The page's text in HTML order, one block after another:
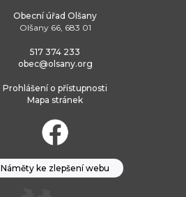
Obecní úřad Olšany
Olšany 66, 683 01
517 374 233
obec@olsany.org
Prohlášení o přístupnosti
Mapa stránek
Náměty ke zlepšení webu